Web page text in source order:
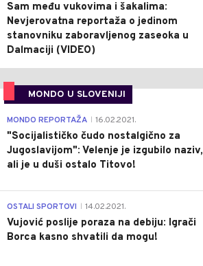
Sam među vukovima i šakalima:
Nevjerovatna reportaža o jedinom
stanovniku zaboravljenog zaseoka u
Dalmaciji (VIDEO)
MONDO U SLOVENIJI
MONDO REPORTAŽA 16.02.2021.
"Socijalističko čudo nostalgično za
Jugoslavijom": Velenje je izgubilo naziv,
ali je u duši ostalo Titovo!
OSTALI SPORTOVI 14.02.2021.
Vujović poslije poraza na debiju: Igrači
Borca kasno shvatili da mogu!